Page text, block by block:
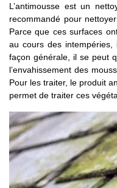
L’antimousse est un
recommandé pour
Parce que ces surfaces
au cours des intempéries,
façon générale, il se peut
l’envahissement des
Pour les traiter, le produit
permet de traiter ces